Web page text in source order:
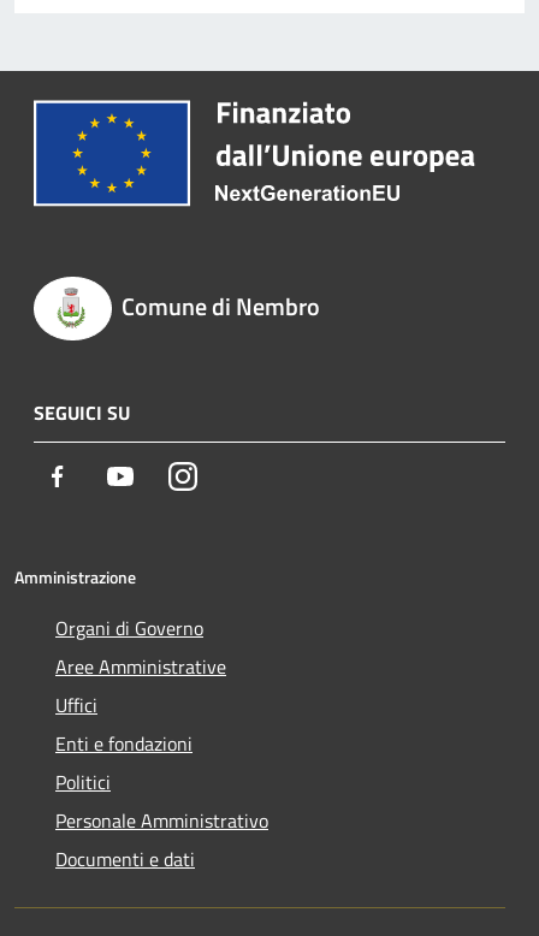
Comune di Nembro
SEGUICI SU
Facebook YoutubeInstagram
Amministrazione
Organi di Governo
Aree Amministrative
Uffici
Enti e fondazioni
Politici
Personale Amministrativo
Documenti e dati